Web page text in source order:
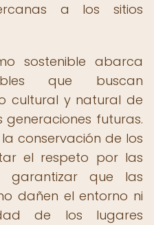
a los sitios
sostenible abarca
que buscan
cultural y natural de
futuras.
conservación de los
el respeto por las
garantizar que las
dañen el entorno ni
de los lugares